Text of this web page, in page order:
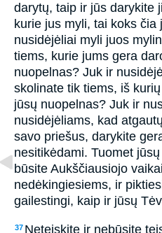
darytų, taip ir jūs darykite
kurie jus myli, tai koks
nusidėjėliai myli juos
tiems, kurie jums gera
nuopelnas? Juk ir
skolinate tik tiems, iš
jūsų nuopelnas? Juk ir
nusidėjėliams, kad
savo priešus, darykite
nesitikėdami. Tuomet
būsite Aukščiausiojo
nedėkingiesiems, ir
gailestingi, kaip ir jūsų
37 Neteiskite ir nebūsite